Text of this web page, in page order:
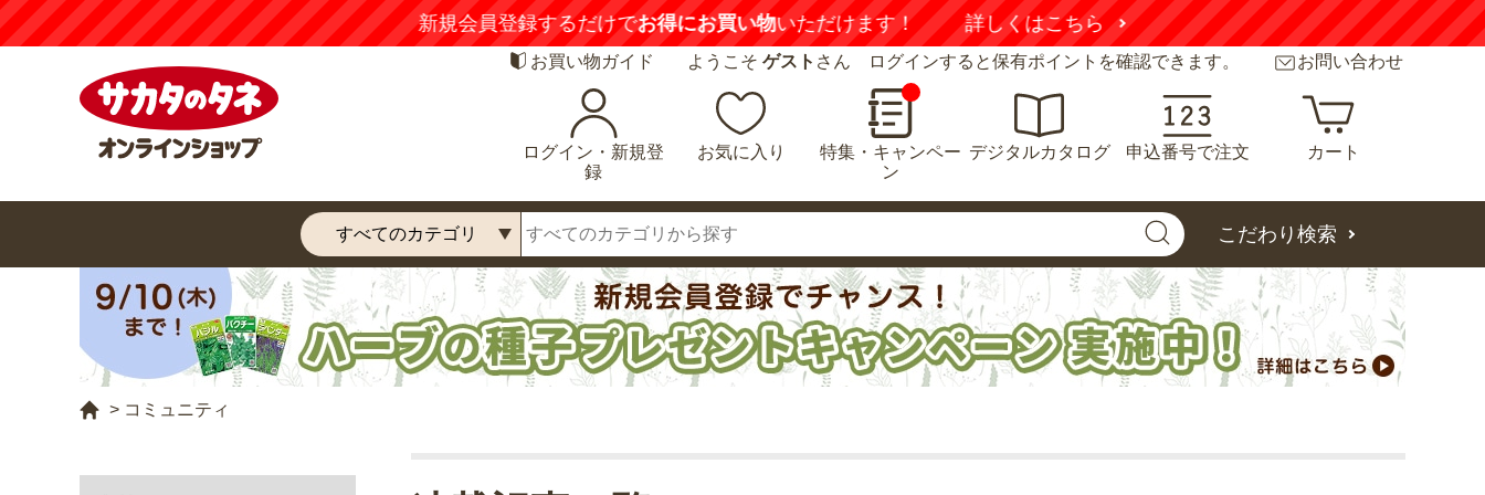
新規会員登録するだけでお得にお買い物いただけます！ 詳しくはこちら
お買い物ガイド ようこそ ゲスト さん ログインすると保有ポイントを確認できます。 お問い合わせ
ログイン・新規登
録
お気に入り
特集・キャンペー
ン
デジタルカタログ 申込番号で注文 カート
こだわり検索
> コミュニティ